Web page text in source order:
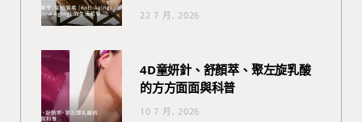
22 7 月, 2026
4D童妍針、舒顏萃、聚左旋乳酸
的方方面面與科普
10 7 月, 2026